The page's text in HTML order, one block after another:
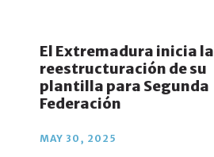
El Extremadura inicia la
reestructuración de su
plantilla para Segunda
Federación
MAY 30, 2025